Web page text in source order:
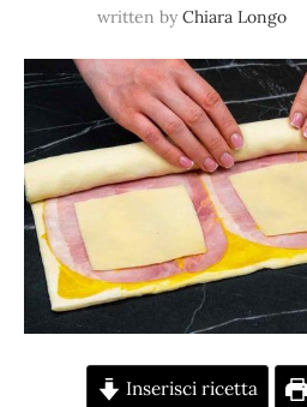
written by Chiara Longo
Inserisci ricetta